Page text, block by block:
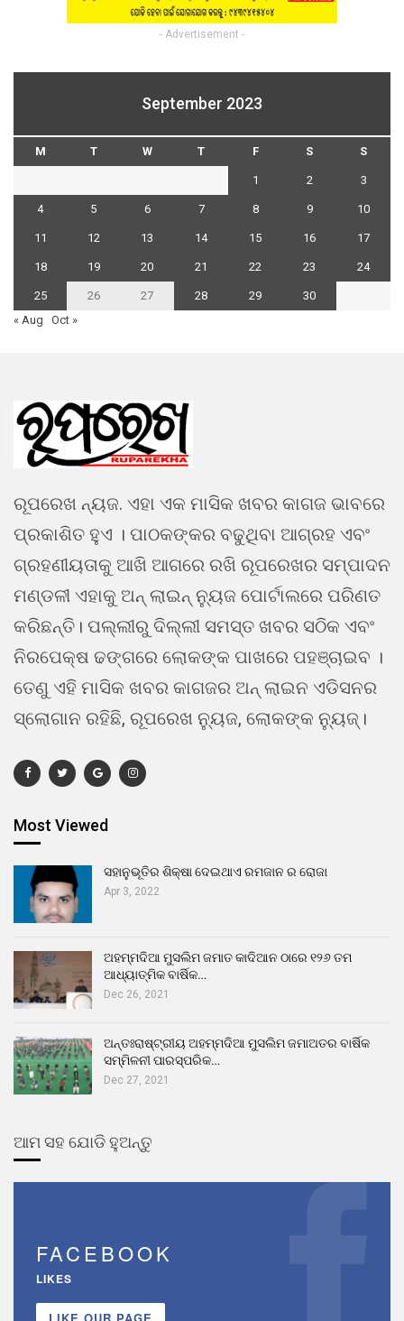
- Advertisement -
September 2023
M T W T F S S
1 2 3
4 5 6 7 8 9 10
11 12 13 14 15 16 17
18 19 20 21 22 23 24
25 26 27 28 29
30
« Aug
Oct »
ରୂପରେଖ ନ୍ୟଜ. ଏହା ଏକ ମାସିକ ଖବର କାଗଜ ଭାବରେ
ପ୍ରକାଶିତ ହୁଏ । ପାଠକଙ୍କର ବଢୁଥିବା ଆଗ୍ରହ ଏବଂ
ଗ୍ରହଣୀୟତାକୁ ଆଖି ଆଗରେ ରଖି ରୂପରେଖର ସମ୍ପାଦନ
ମଣ୍ଡଳୀ ଏହାକୁ ଅନ୍ ଲାଇନ୍ ନ୍ୟୁଜ ପୋର୍ଟାଲରେ ପରିଣତ
କରିଛନ୍ତି। ପଲ୍ଲୀରୁ ଦିଲ୍ଲୀ ସମସ୍ତ ଖବର ସଠିକ ଏବଂ
ନିରପେକ୍ଷ ଢଙ୍ଗରେ ଲୋକଙ୍କ ପାଖରେ ପହଞ୍ଚାଇବ ।
ତେଣୁ ଏହି ମାସିକ ଖବର କାଗଜର ଅନ୍ ଲାଇନ ଏଡିସନର
ସ୍ଲୋଗାନ ରହିଛି, ରୂପରେଖ ନ୍ୟୁଜ, ଲୋକଙ୍କ ନ୍ୟୁଜ୍।
Most Viewed
ସହାନୁଭୂତିର ଶିକ୍ଷା ଦେଇଥାଏ ରମଜାନ ର ରୋଜା
Apr 3, 2022
ଅହମ୍ମଦିଆ ମୁସଲିମ ଜମାତ କାଦିଆନ ଠାରେ ୧୨୬ ତମ
ଆଧ୍ୟାତ୍ମିକ ବାର୍ଷିକ…
Dec 26, 2021
ଅନ୍ତଃରାଷ୍ଟ୍ରୀୟ ଅହମ୍ମଦିଆ ମୁସଲିମ ଜମାଅତର ବାର୍ଷିକ
ସମ୍ମିଳନୀ ପାରସ୍ପରିକ…
Dec 27, 2021
ଆମ ସହ ଯୋଡି ହୁଅନ୍ତୁ
FACEBOOK
LIKES